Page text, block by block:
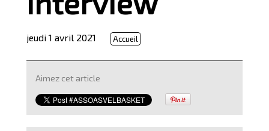
jeudi 1 avril 2021 Accueil
Aimez cet article